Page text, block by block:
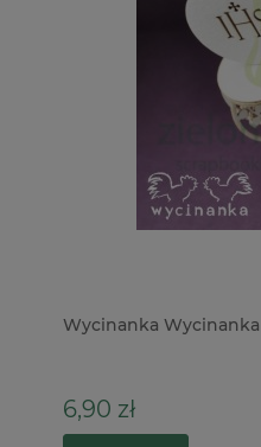
Wycinanka Wycinanka
6,90 zł